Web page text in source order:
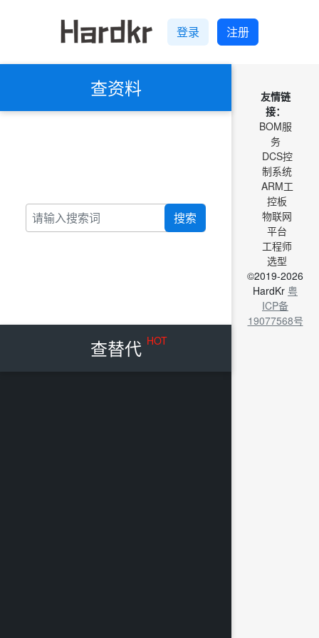
登录 注册
查资料
搜索
查替代 HOT
友情链
接：
BOM服
务
DCS控
制系统
ARM工
控板
物联网
平台
工程师
选型
©2019-2026
HardKr 粤
ICP备
19077568号